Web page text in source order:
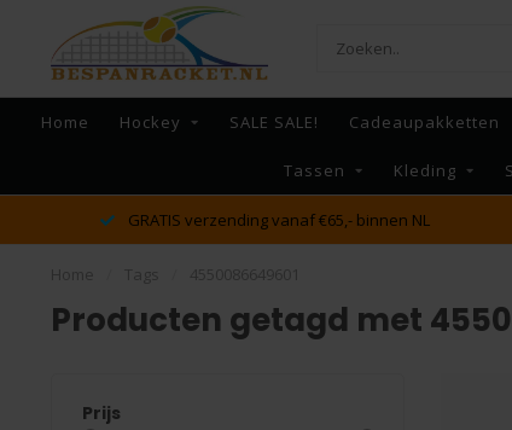
Home Hockey SALE SALE! Cadeaupakketten
Tassen Kleding
GRATIS verzending vanaf €65,- binnen NL
Producten getagd met
Prijs